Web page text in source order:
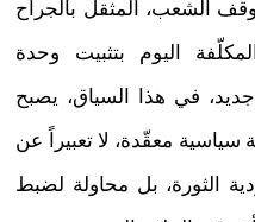
الشعب، المثقل بالجراح
اليوم بتثبيت وحدة
في هذا السياق، يصبح
سياسية معقّدة، لا تعبيراً عن
الثورة، بل محاولة لضبط